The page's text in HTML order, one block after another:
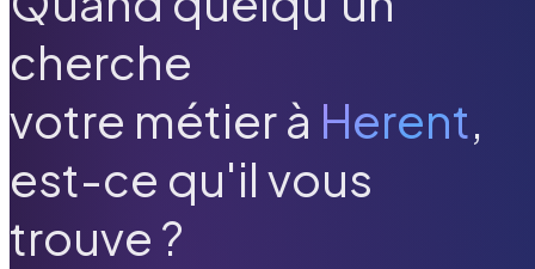
cherche
votre métier à Herent,
est-ce qu'il vous
trouve ?